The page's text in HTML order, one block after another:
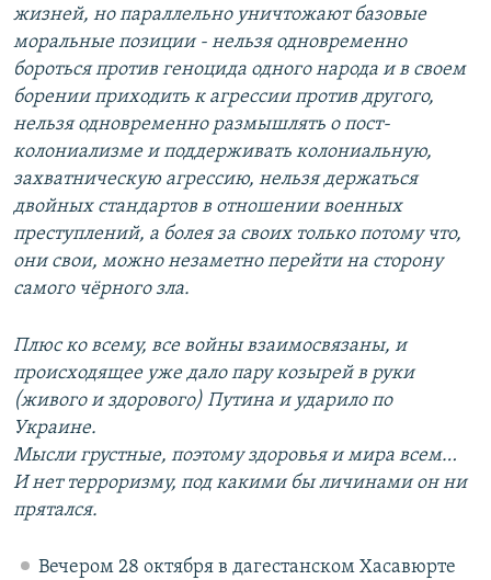
жизней, но параллельно уничтожают базовые
моральные позиции - нельзя одновременно
бороться против геноцида одного народа и в своем
борении приходить к агрессии против другого,
нельзя одновременно размышлять о пост-
колониализме и поддерживать колониальную,
захватническую агрессию, нельзя держаться
двойных стандартов в отношении военных
преступлений, а болея за своих только потому что,
они свои, можно незаметно перейти на сторону
самого чёрного зла.
Плюс ко всему, все войны взаимосвязаны, и
происходящее уже дало пару козырей в руки
(живого и здорового) Путина и ударило по
Украине.
Мысли грустные, поэтому здоровья и мира всем…
И нет терроризму, под какими бы личинами он ни
прятался.
Вечером 28 октября в дагестанском Хасавюрте